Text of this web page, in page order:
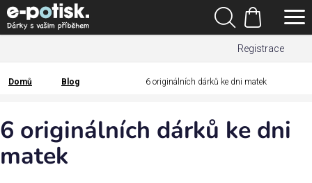
Přejít
na
obsah
Registrace
Hledat
Nákupní
košík
Dárek
pro
Domů
Domů Blog 6 originálních dárků ke dni matek
6 originálních dárků ke dni
matek